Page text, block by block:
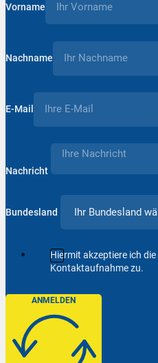
Vorname
Nachname
E-Mail
Nachricht
Bundesland
Hiermit akzeptiere ich
Kontaktaufnahme zu.
ANMELDEN